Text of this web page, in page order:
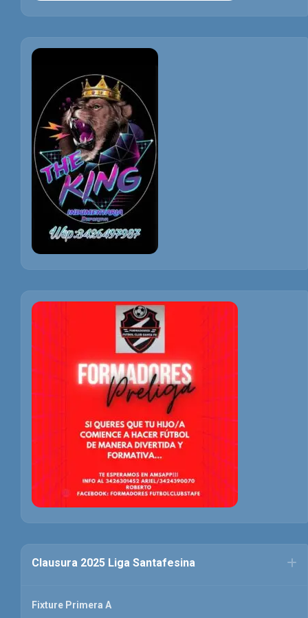
Clausura 2025 Liga Santafesina
Fixture Primera A